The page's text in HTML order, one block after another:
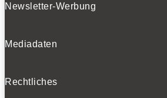
Newsletter-Werbung
Mediadaten
Rechtliches